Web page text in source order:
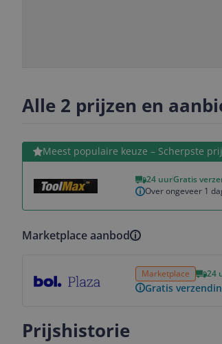
Alle 2 prijzen en
Meest populaire keuze – Scherpste
24 uurGratis
Over ongeveer 1
Bekijk product
Marketplace aanbod
Marketplace 24
Gratis
Prijshistorie